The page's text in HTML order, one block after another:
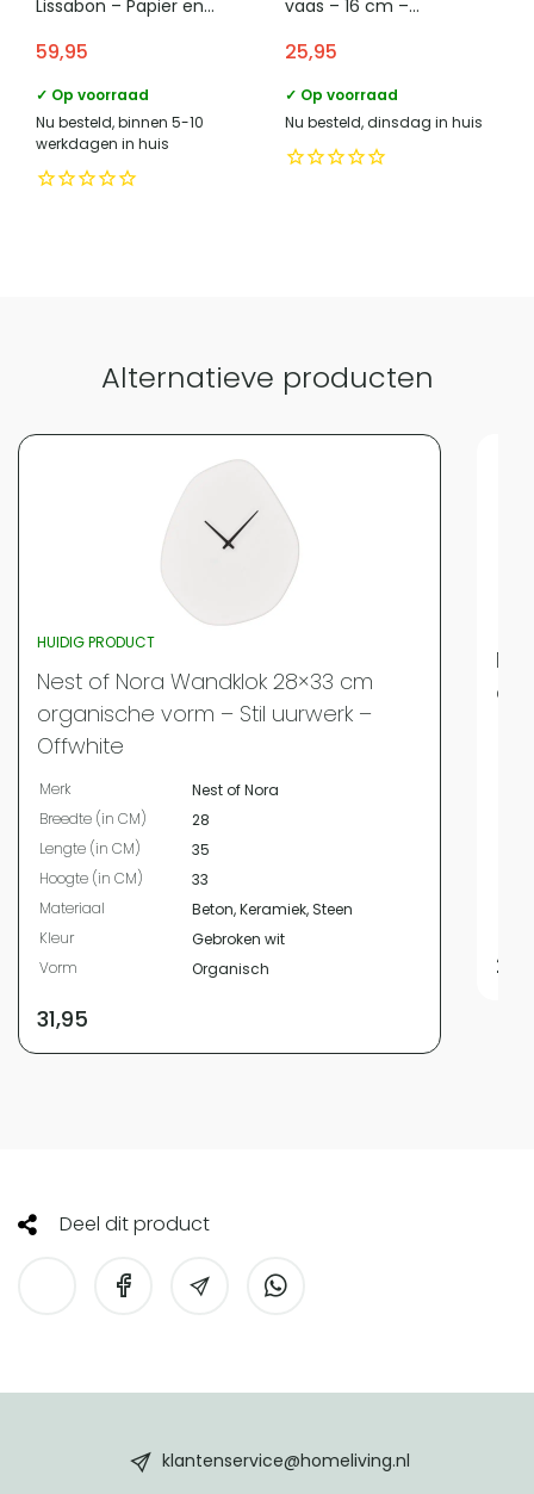
Vergelijk met alternatieven
Lissabon – Papier en
Natuurlijk
59,95
✓ Op voorraad
Nu besteld, binnen 5-10
werkdagen in huis
vaas – 16 cm –
25,95
✓ Op voorraad
Nu besteld, dinsdag in huis
Alternatieve producten
HUIDIG PRODUCT
Nest of Nora Wandklok 28×33 cm
organische vorm – Stil uurwerk –
Offwhite
Merk
Nest of Nora
Breedte (in CM)
28
Lengte (in CM)
35
Hoogte (in CM)
33
Materiaal
Beton, Keramiek, Steen
Kleur
Gebroken wit
Vorm
Organisch
31,95
cm
Deel dit product
klantenservice@homeliving.nl